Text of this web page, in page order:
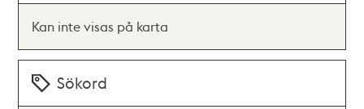
Kan inte visas på karta
Sökord